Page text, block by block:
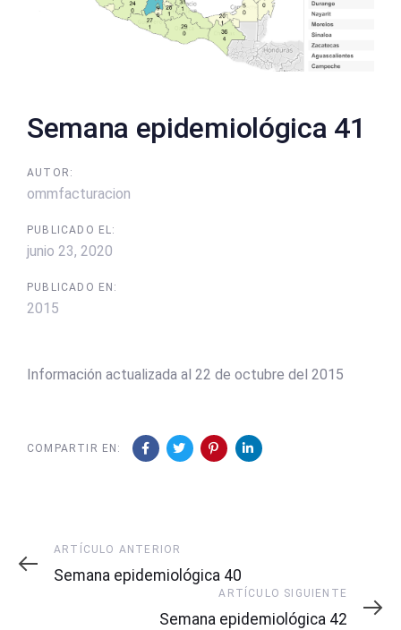
Semana epidemiológica 41
AUTOR:
ommfacturacion
PUBLICADO EL:
junio 23, 2020
PUBLICADO EN:
2015
Información actualizada al 22 de octubre del 2015
COMPARTIR EN:
Artículo
Anterior
ARTÍCULO ANTERIOR
Semana epidemiológica 40
Siguiente
ARTÍCULO SIGUIENTE
Semana epidemiológica 42